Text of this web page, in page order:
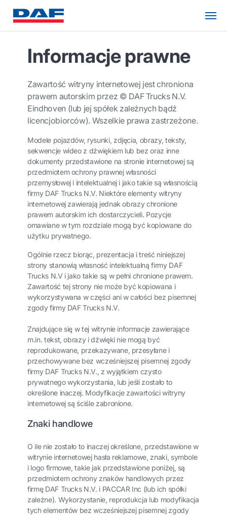
Informacje prawne
Zawartość witryny internetowej jest chroniona
prawem autorskim przez © DAF Trucks N.V.
Eindhoven (lub jej spółek zależnych bądź
licencjobiorców). Wszelkie prawa zastrzeżone.
Modele pojazdów, rysunki, zdjęcia, obrazy, teksty,
sekwencje wideo z dźwiękiem lub bez oraz inne
dokumenty przedstawione na stronie internetowej są
przedmiotem ochrony prawnej własności
przemysłowej i intelektualnej i jako takie są własnością
firmy DAF Trucks N.V. Niektóre elementy witryny
internetowej zawierają jednak obrazy chronione
prawem autorskim ich dostarczycieli. Pozycje
omawiane w tym rozdziale mogą być kopiowane do
użytku prywatnego.
Ogólnie rzecz biorąc, prezentacja i treść niniejszej
strony stanowią własność intelektualną firmy DAF
Trucks N.V i jako takie są w pełni chronione prawem.
Zawartość tej strony nie może być kopiowana i
wykorzystywana w części ani w całości bez pisemnej
zgody firmy DAF Trucks N.V.
Znajdujące się w tej witrynie informacje zawierające
m.in. tekst, obrazy i dźwięki nie mogą być
reprodukowane, przekazywane, przesyłane i
przechowywane bez wcześniejszej pisemnej zgody
firmy DAF Trucks N.V., z wyjątkiem czysto
prywatnego wykorzystania, lub jeśli zostało to
określone inaczej. Modyfikacje zawartości witryny
internetowej są ściśle zabronione.
Znaki handlowe
O ile nie zostało to inaczej określone, przedstawione w
witrynie internetowej hasła reklamowe, znaki, symbole
i logo firmowe, takie jak przedstawione poniżej, są
przedmiotem ochrony znaków handlowych przez
firmę DAF Trucks N.V. i PACCAR Inc (lub ich spółki
zależne). Wykorzystanie, reprodukcja lub modyfikacja
tych elementów bez wcześniejszej pisemnej zgody